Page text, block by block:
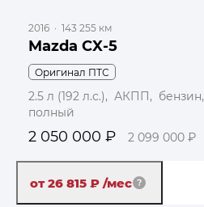
2016 · 143 255 км
Mazda CX-5
Оригинал ПТС
2.5 л (192 л.с.), АКПП, бензин,
полный
2 050 000 ₽ 2 099 000 ₽
от 26 815 ₽ /мес